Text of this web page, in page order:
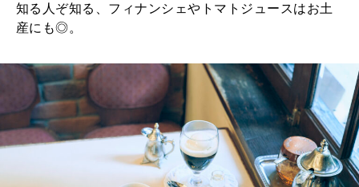
知る人ぞ知る、フィナンシェやトマトジュースはお土
産にも◎。